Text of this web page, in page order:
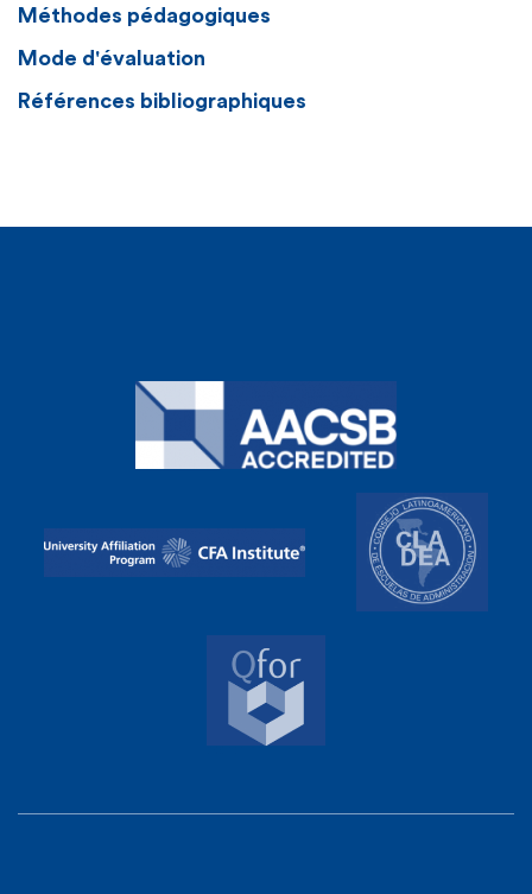
Méthodes pédagogiques
Mode d'évaluation
Références bibliographiques